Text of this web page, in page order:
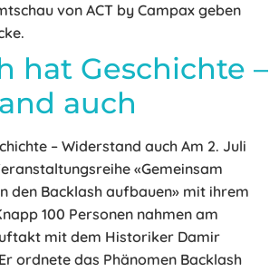
von ACT by Campax geben
hat Geschichte –
auch
– Widerstand auch Am 2. Juli
«Gemeinsam
den Backlash aufbauen» mit ihrem
100 Personen nahmen am
mit dem Historiker Damir
ordnete das Phänomen Backlash